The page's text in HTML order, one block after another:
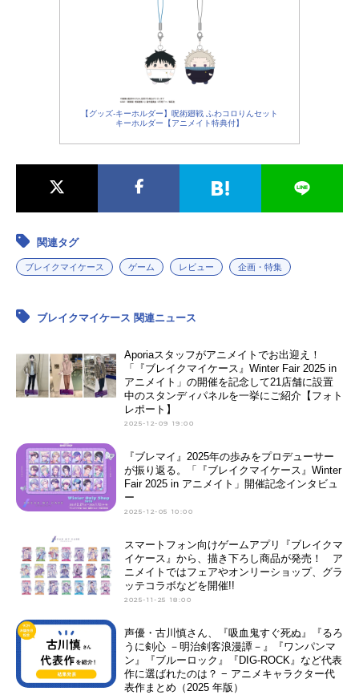
【グッズ-キーホルダー】呪術廻戦 ふわコロりんセット
キーホルダー【アニメイト特典付】
関連タグ
ブレイクマイケース ゲーム レビュー 企画・特集
ブレイクマイケース 関連ニュース
Aporiaスタッフがアニメイトでお出迎え！
「『ブレイクマイケース』Winter Fair 2025 in
アニメイト」の開催を記念して21店舗に設置
中のスタンディパネルを一挙にご紹介【フォト
レポート】
2025-12-09 19:00
『ブレマイ』2025年の歩みをプロデューサー
が振り返る。「『ブレイクマイケース』Winter
Fair 2025 in アニメイト」開催記念インタビュ
ー
2025-12-05 10:00
スマートフォン向けゲームアプリ『ブレイクマ
イケース』から、描き下ろし商品が発売！ ア
ニメイトではフェアやオンリーショップ、グラ
ッテコラボなどを開催!!
2025-11-25 18:00
声優・古川慎さん、『吸血鬼すぐ死ぬ』『るろ
うに剣心 －明治剣客浪漫譚－』『ワンパンマ
ン』『ブルーロック』『DIG-ROCK』など代表
作に選ばれたのは？ − アニメキャラクター代
表作まとめ（2025 年版）